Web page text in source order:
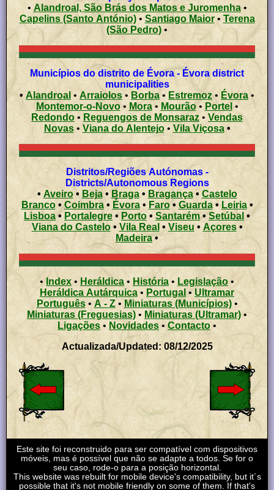
•
Alandroal, São Brás dos Matos e Juromenha•
Capelins (Santo António)• Santiago Maior• Terena
(São Pedro) •
Municípios do distrito de Évora - Évora district
municipalities
• Alandroal • Arraiolos • Borba • Estremoz • Évora •
Montemor-o-Novo• Mora• Mourão• Portel •
Redondo • Reguengos de Monsaraz • Vendas
Novas• Viana do Alentejo• Vila Viçosa•
Distritos/Regiões Autónomas -
Districts/Autonomous Regions
• Aveiro• Beja• Braga• Bragança• Castelo
Branco•Coimbra• Évora• Faro• Guarda•Leiria•
Lisboa• Portalegre • Porto • Santarém• Setúbal •
Viana do Castelo• Vila Real • Viseu • Açores •
Madeira •
• Index • Heráldica • História • Legislação •
Heráldica Autárquica • Portugal •Ultramar
Português• A - Z• Miniaturas (Municípios)•
Miniaturas (Freguesias) • Miniaturas (Ultramar) •
Ligações • Novidades•Contacto •
Actualizada/Updated: 08/12/2025
Este site foi reconstruido para ser compatível com dispositivos
móveis, mas é possível que não se adapte a todos. Se for o
seu caso, rode-o para a posição horizontal.
This website was rebuilt for mobile device's compatibility, but it´s
possible that it's not mobile friendly on some of them. If that's